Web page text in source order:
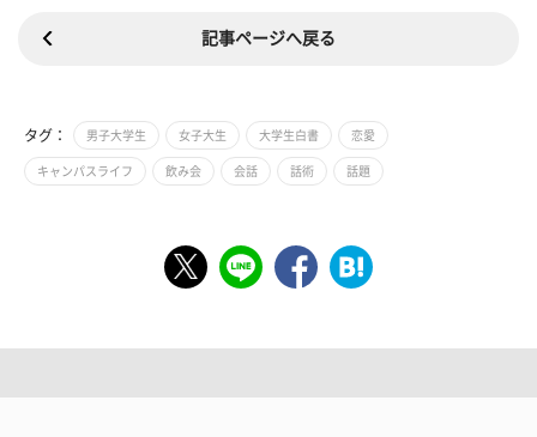
記事ページへ戻る
タグ： 男子大学生 女子大生 大学生白書 恋愛
キャンパスライフ 飲み会 会話 話術 話題